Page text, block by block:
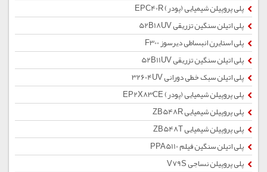
پلی پروپیلن شیمیایی (پودر) EPC40R
پلی اتیلن سنگین تزریقی 52B18UV
پلی استایرن انبساطی دیرسوز F300
پلی اتیلن سنگین تزریقی 52B11UV
پلی اتیلن سبک خطی دورانی 32604UV
پلی پروپیلن شیمیایی (پودر) EP2X83CE
پلی پروپیلن شیمیایی ZB548R
پلی پروپیلن شیمیایی ZB548T
پلی اتیلن سنگین فیلم PPA5110
پلی پروپیلن نساجی V79S